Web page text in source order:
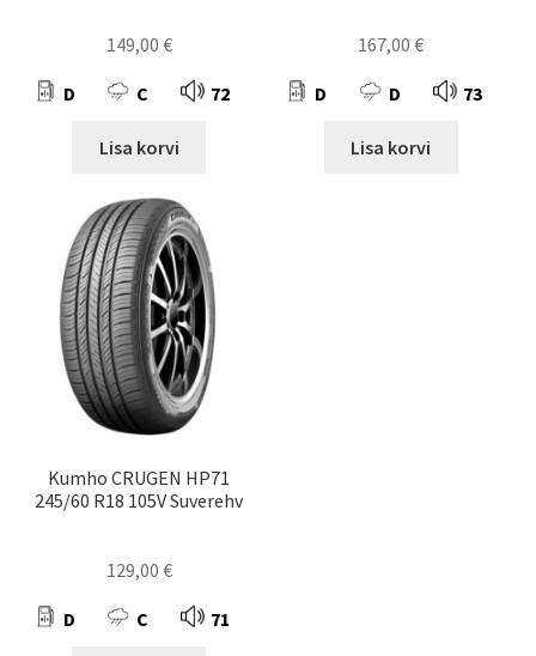
149,00 €
D C 72
Lisa korvi
167,00€
D D 73
Lisa korvi
Kumho CRUGEN HP71
245/60 R18 105V Suverehv
129,00 €
D C 71